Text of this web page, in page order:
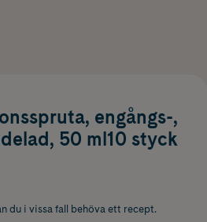
engångs-,
50 ml10 styck
du i vissa fall behöva ett recept.